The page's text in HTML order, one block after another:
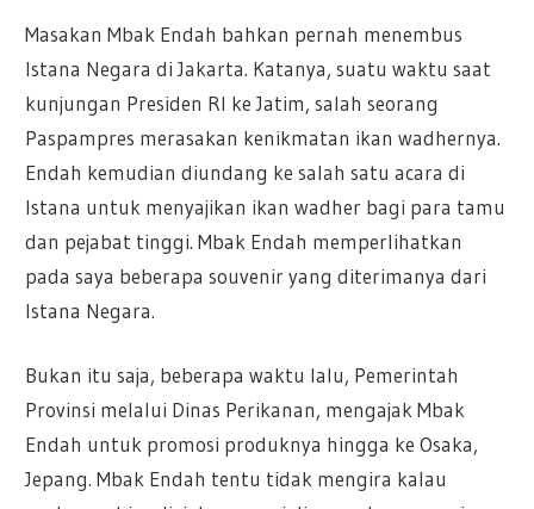
Masakan Mbak Endah bahkan pernah menembus
Istana Negara di Jakarta. Katanya, suatu waktu saat
kunjungan Presiden RI ke Jatim, salah seorang
Paspampres merasakan kenikmatan ikan wadhernya.
Endah kemudian diundang ke salah satu acara di
Istana untuk menyajikan ikan wadher bagi para tamu
dan pejabat tinggi. Mbak Endah memperlihatkan
pada saya beberapa souvenir yang diterimanya dari
Istana Negara.
Bukan itu saja, beberapa waktu lalu, Pemerintah
Provinsi melalui Dinas Perikanan, mengajak Mbak
Endah untuk promosi produknya hingga ke Osaka,
Jepang. Mbak Endah tentu tidak mengira kalau